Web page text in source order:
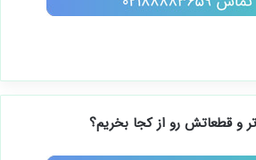
و قطعاتش رو از کجا بخریم؟